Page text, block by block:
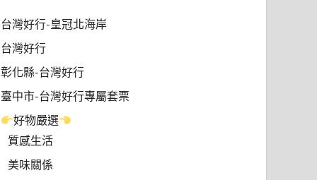
台灣好行-皇冠北海岸
台灣好行
彰化縣-台灣好行
臺中市-台灣好行專屬套票
好物嚴選
質感生活
美味關係